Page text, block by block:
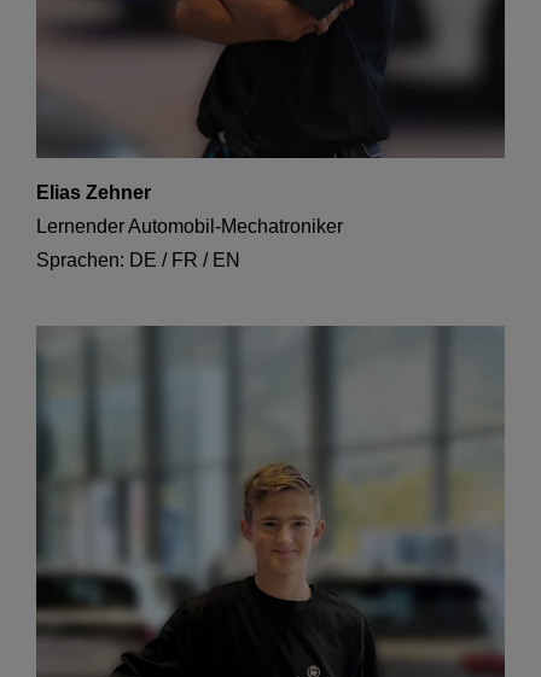
Elias Zehner
Lernender Automobil-Mechatroniker
Sprachen: DE / FR / EN